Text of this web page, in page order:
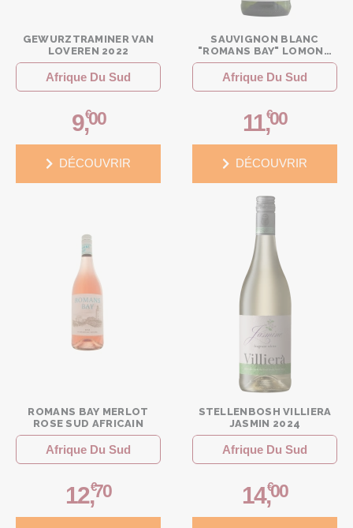
GEWURZTRAMINER VAN
LOVEREN 2022
Afrique Du Sud
9
,€00
DÉCOUVRIR
SAUVIGNON BLANC
"ROMANS BAY" LOMOND
WINES
Afrique Du Sud
11
,€00
DÉCOUVRIR
ROMANS BAY MERLOT
ROSE SUD AFRICAIN
Afrique Du Sud
12
,€70
STELLENBOSH VILLIERA
JASMIN 2024
Afrique Du Sud
14
,€00